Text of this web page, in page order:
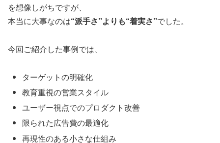
を想像しがちですが、
本当に大事なのは“派手さ”よりも“着実さ”でした。
今回ご紹介した事例では、
ターゲットの明確化
教育重視の営業スタイル
ユーザー視点でのプロダクト改善
限られた広告費の最適化
再現性のある小さな仕組み